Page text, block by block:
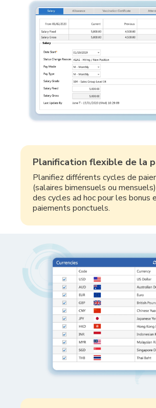
Planification flexible de la
Planifiez différents cycles de
(salaires bimensuels ou
des cycles ad hoc pour les bonus
paiements ponctuels.